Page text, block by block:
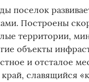
поселок
Построены
территории,
объекты
и отсталое
край, славящийся